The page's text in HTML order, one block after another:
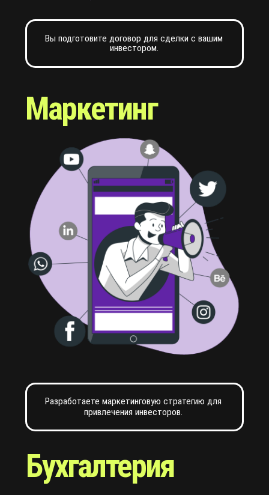
Реклама
Бухгалтерия
Мы разместим ваш проект на наших ресурсах
Научитесь вести управленческий и